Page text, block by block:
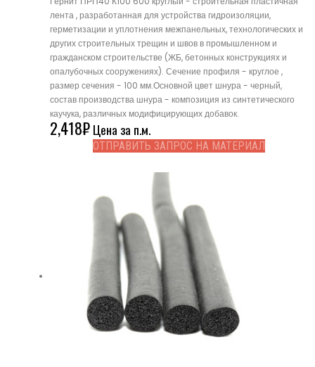
лента , разработанная для устройства гидроизоляции,
герметизации и уплотнения межпанельных, технологических и
других строительных трещин и швов в промышленном и
гражданском строительстве (ЖБ, бетонных конструкциях и
опалубочных сооружениях). Сечение профиля - круглое ,
размер сечения - 100 мм.Основной цвет шнура - черный,
состав производства шнура - композиция из синтетического
каучука, различных модифицирующих добавок.
2,418₽Цена за п.м.
ОТПРАВИТЬ ЗАПРОС НА МАТЕРИАЛ